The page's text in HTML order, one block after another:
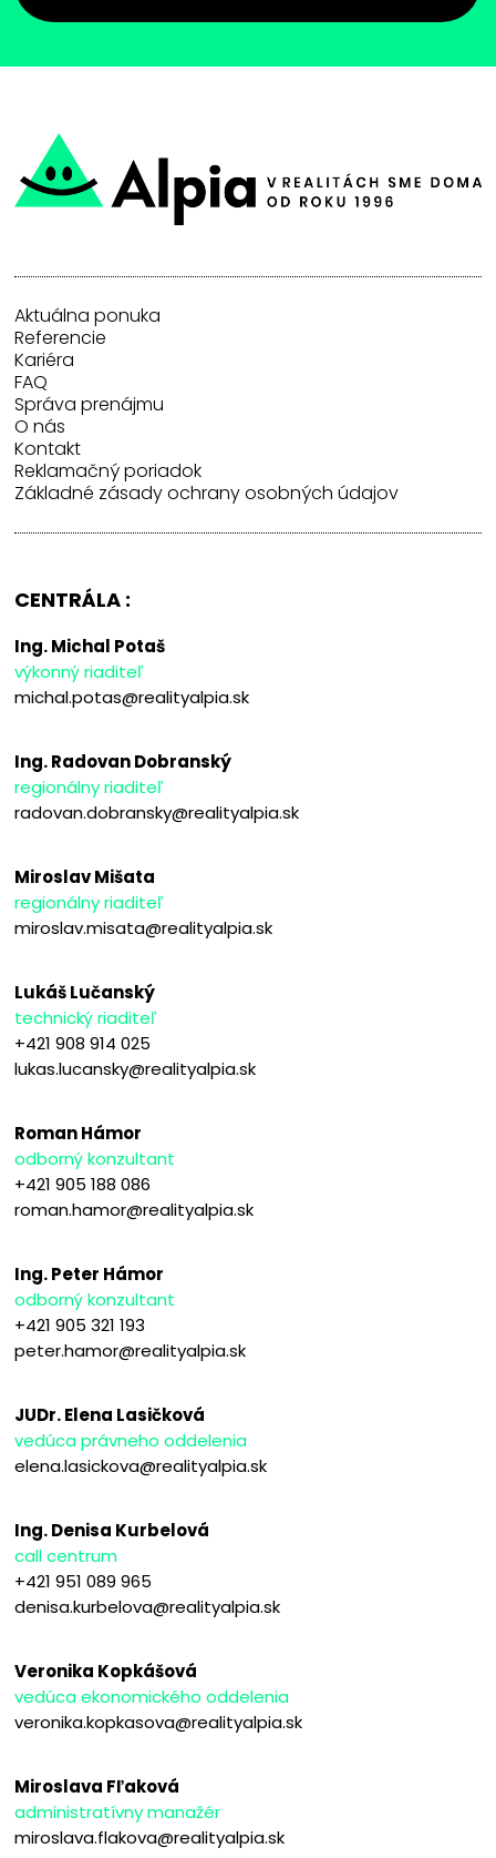
Aktuálna ponuka
Referencie
Kariéra
FAQ
Správa prenájmu
O nás
Kontakt
Reklamačný poriadok
Základné zásady ochrany osobných údajov
CENTRÁLA :
Ing. Michal Potaš
výkonný riaditeľ
michal.potas@realityalpia.sk
Ing. Radovan Dobranský
regionálny riaditeľ
radovan.dobransky@realityalpia.sk
Miroslav Mišata
regionálny riaditeľ
miroslav.misata@realityalpia.sk
Lukáš Lučanský
technický riaditeľ
+421 908 914 025
lukas.lucansky@realityalpia.sk
Roman Hámor
odborný konzultant
+421 905 188 086
roman.hamor@realityalpia.sk
Ing. Peter Hámor
odborný konzultant
+421 905 321 193
peter.hamor@realityalpia.sk
JUDr. Elena Lasičková
vedúca právneho oddelenia
elena.lasickova@realityalpia.sk
Ing. Denisa Kurbelová
call centrum
+421 951 089 965
denisa.kurbelova@realityalpia.sk
Veronika Kopkášová
vedúca ekonomického oddelenia
veronika.kopkasova@realityalpia.sk
Miroslava Fľaková
administratívny manažér
miroslava.flakova@realityalpia.sk